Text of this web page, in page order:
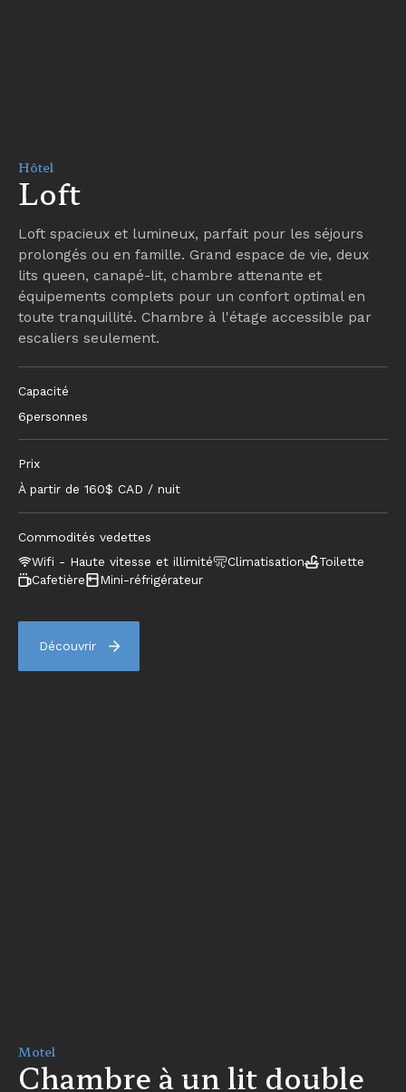
Hôtel
Loft
Loft spacieux et lumineux, parfait pour les séjours
prolongés ou en famille. Grand espace de vie, deux
lits queen, canapé-lit, chambre attenante et
équipements complets pour un confort optimal en
toute tranquillité. Chambre à l'étage accessible par
escaliers seulement.
Capacité
6personnes
Prix
À partir de 160$ CAD / nuit
Commodités vedettes
Wifi - Haute vitesse et illimité
Climatisation
Toilette
Cafetière
Mini-réfrigérateur
Découvrir
Motel
Chambre à un lit double